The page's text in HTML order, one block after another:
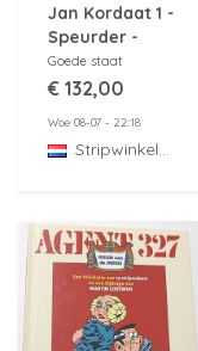
Jan Kordaat 1 -
Speurder -
Dupuis - hc -
2e druk - 1945
Goede staat
€ 132,00
Woe 08-07 - 22:18
StripwinkelBarabas